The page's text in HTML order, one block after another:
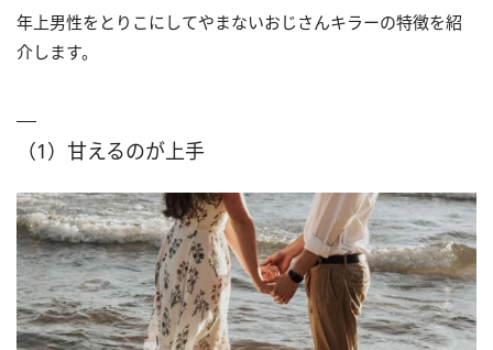
年上男性をとりこにしてやまないおじさんキラーの特徴を紹
介します。
（1）甘えるのが上手